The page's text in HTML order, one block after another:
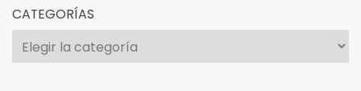
CATEGORÍAS
Categorías